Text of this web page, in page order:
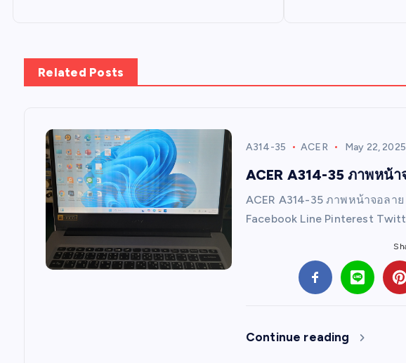
s
t
Related Posts
A314-35 ACER May 22, 2025
ACER A314-35 ภาพหน้า
ACER A314-35 ภาพหน้าจอลา
Facebook Line Pinterest
Continue reading